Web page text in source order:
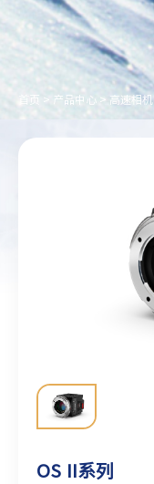
首页 > 产品中心 > 高速相机
OS II系列